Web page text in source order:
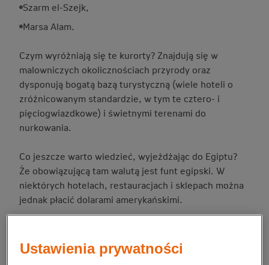
Szarm el-Szejk,
Marsa Alam.
Czym wyróżniają się te kurorty? Znajdują się w
malowniczych okolicznościach przyrody oraz
dysponują bogatą bazą turystyczną (wiele hoteli o
zróżnicowanym standardzie, w tym te cztero- i
pięciogwiazdkowe) i świetnymi terenami do
nurkowania.
Co jeszcze warto wiedzieć, wyjeżdżając do Egiptu?
Że obowiązującą tam walutą jest funt egipski. W
niektórych hotelach, restauracjach i sklepach można
jednak płacić dolarami amerykańskimi.
Ustawienia prywatności